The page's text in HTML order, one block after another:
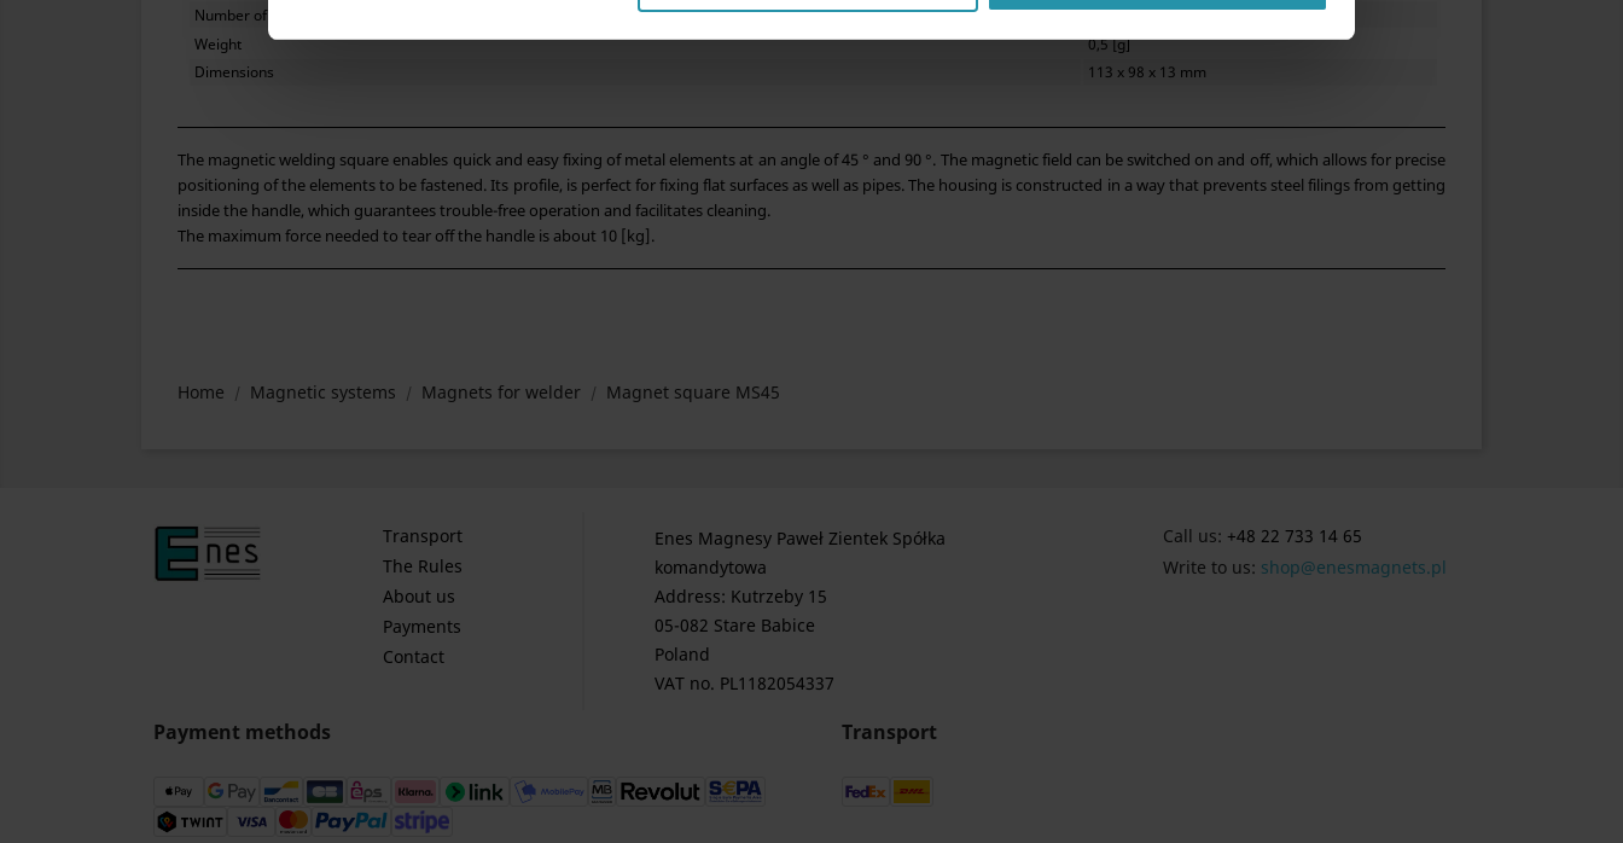
Number of axis to attach details
2
Weight
0,5 [g]
Dimensions
113 x 98 x 13 mm
The magnetic welding square enables quick and easy fixing of metal elements at an angle of 45 ° and 90 °. The magnetic field can be switched on and off, which allows for precise
positioning of the elements to be fastened. Its profile, is perfect for fixing flat surfaces as well as pipes.The housing is constructed in a way that prevents steel filings from getting
inside the handle, which guarantees trouble-free operation and facilitates cleaning.
The maximum force needed to tear off the handle is about 10 [kg].
Home Magnetic systems Magnets for welder Magnet square MS45
Transport
The Rules
About us
Payments
Contact
Enes Magnesy Paweł Zientek Spółka
komandytowa
Address: Kutrzeby 15
05-082 Stare Babice
Poland
VAT no. PL1182054337
Call us: +48 22 733 14 65
Write to us: shop@enesmagnets.pl
Payment methods Transport